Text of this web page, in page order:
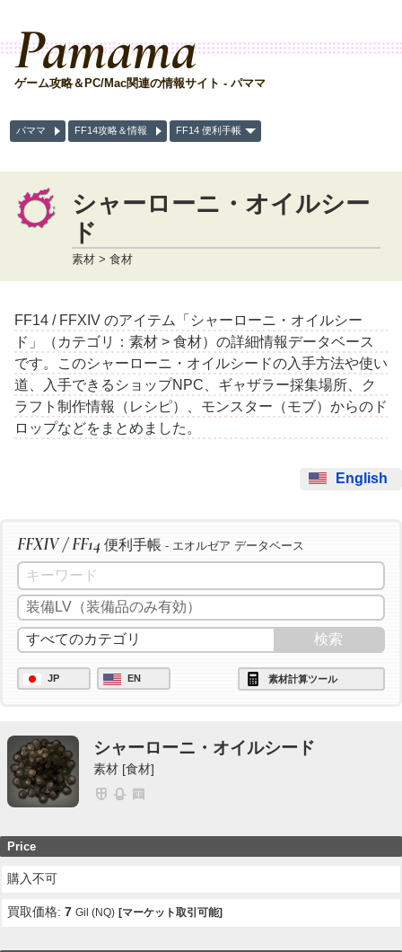
Pamama
ゲーム攻略＆PC/Mac関連の情報サイト - パママ
パママ FF14攻略＆情報 FF14 便利手帳
シャーローニ・オイルシー
ド
素材 > 食材
FF14 / FFXIV のアイテム「シャーローニ・オイルシー
ド」（カテゴリ：素材 > 食材）の詳細情報データベース
です。このシャーローニ・オイルシードの入手方法や使い
道、入手できるショップNPC、ギャザラー採集場所、ク
ラフト制作情報（レシピ）、モンスター（モブ）からのド
ロップなどをまとめました。
English
FFXIV / FF14 便利手帳 - エオルゼア データベース
JP EN 素材計算ツール
シャーローニ・オイルシード
素材 [食材]
Price
購入不可
買取価格:7 Gil (NQ) [マーケット取引可能]